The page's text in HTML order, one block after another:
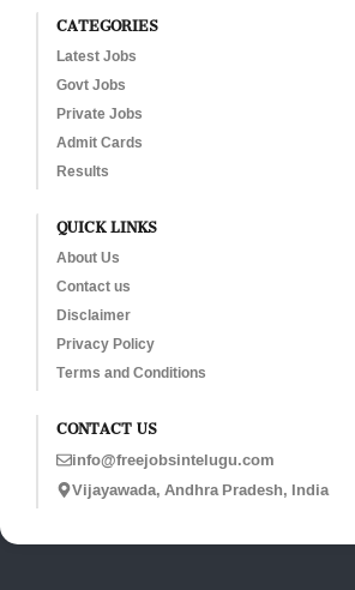
CATEGORIES
Latest Jobs
Govt Jobs
Private Jobs
Admit Cards
Results
QUICK LINKS
About Us
Contact us
Disclaimer
Privacy Policy
Terms and Conditions
CONTACT US
info@freejobsintelugu.com
Vijayawada, Andhra Pradesh, India